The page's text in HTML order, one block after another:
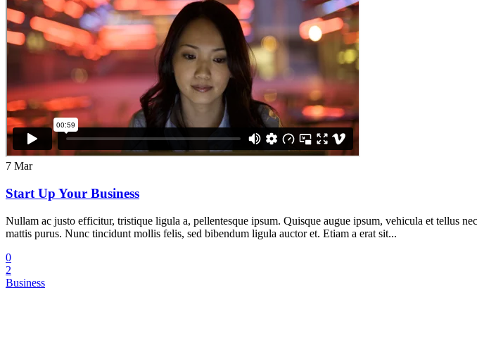
7 Mar
Start Up Your Business
Nullam ac justo efficitur, tristique ligula a, pellentesque ipsum. Quisque augue ipsum, vehicula et tellus
mattis purus. Nunc tincidunt mollis felis, sed bibendum ligula auctor et. Etiam a erat sit...
0
2
Business